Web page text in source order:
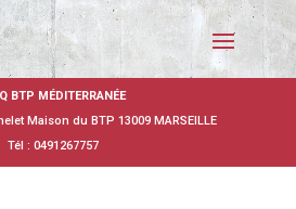
BTP MÉDITERRANÉE
Maison du BTP 13009 MARSEILLE
Tél : 0491267757